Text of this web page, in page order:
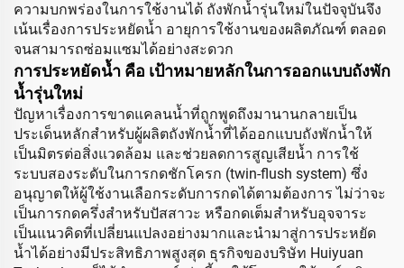
ความบกพร่องในการใช้งานได้ ถังพักน้ำรุ่นใหม่ในปัจจุบันจึง
เน้นเรื่องการประหยัดน้ำ อายุการใช้งานของผลิตภัณฑ์ ตลอด
จนสามารถซ่อมแซมได้อย่างสะดวก
การประหยัดน้ำ คือ เป้าหมายหลักในการออกแบบถังพัก
น้ำรุ่นใหม่
ปัญหาเรื่องการขาดแคลนน้ำที่ถูกพูดถึงมานานกลายเป็น
ประเด็นหลักสำหรับผู้ผลิตถังพักน้ำที่ได้ออกแบบถังพักน้ำให้
เป็นมิตรต่อสิ่งแวดล้อม และช่วยลดการสูญเสียน้ำ การใช้
ระบบสองระดับในการกดชักโครก (twin-flush system) ซึ่ง
อนุญาตให้ผู้ใช้งานเลือกระดับการกดได้ตามต้องการ ไม่ว่าจะ
เป็นการกดครึ่งสำหรับปัสสาวะ หรือกดเต็มสำหรับอุจจาระ
เป็นแนวคิดที่เปลี่ยนแปลงอย่างมากและนำมาสู่การประหยัด
น้ำได้อย่างมีประสิทธิภาพสูงสุด ธุรกิจของบริษัท Huiyuan